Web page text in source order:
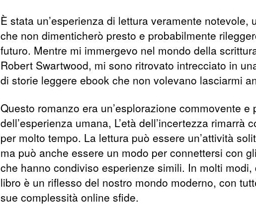
È stata un’esperienza di lettura veramente notevole,
che non dimenticherò presto e probabilmente
futuro. Mentre mi immergevo nel mondo della
Robert Swartwood, mi sono ritrovato intrecciato in
di storie leggere ebook che non volevano lasciarmi
Questo romanzo era un’esplorazione commovente e
dell’esperienza umana, L’età dell’incertezza rimarrà
per molto tempo. La lettura può essere un’attività
ma può anche essere un modo per connettersi con
che hanno condiviso esperienze simili. In molti modi,
libro è un riflesso del nostro mondo moderno, con
sue complessità online sfide.